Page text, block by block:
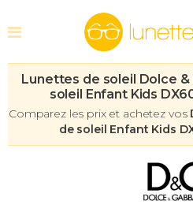
Lunettes de soleil Dolce
soleil Enfant Kids
Comparez les prix et achetez vos
de soleil Enfant Kids